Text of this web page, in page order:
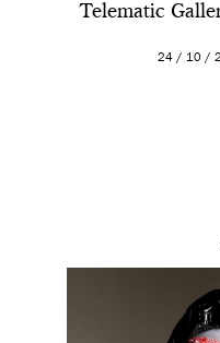
Telematic
24 / 10 /